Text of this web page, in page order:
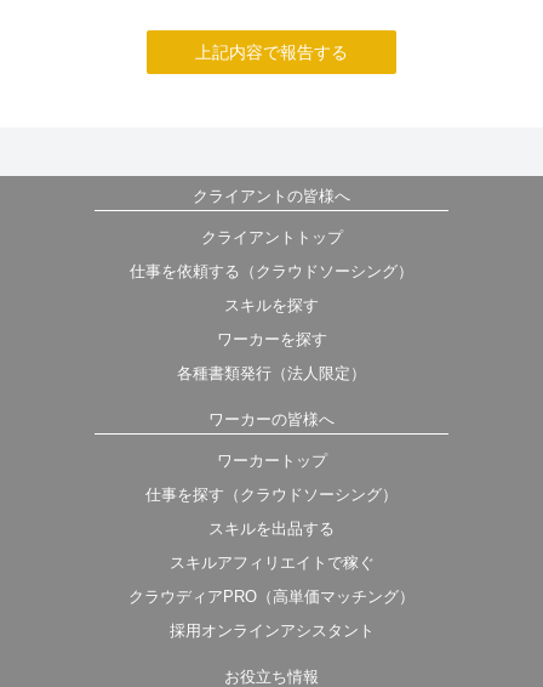
上記内容で報告する
クライアントの皆様へ
クライアントトップ
仕事を依頼する（クラウドソーシング）
スキルを探す
ワーカーを探す
各種書類発行（法人限定）
ワーカーの皆様へ
ワーカートップ
仕事を探す（クラウドソーシング）
スキルを出品する
スキルアフィリエイトで稼ぐ
クラウディアPRO（高単価マッチング）
採用オンラインアシスタント
お役立ち情報